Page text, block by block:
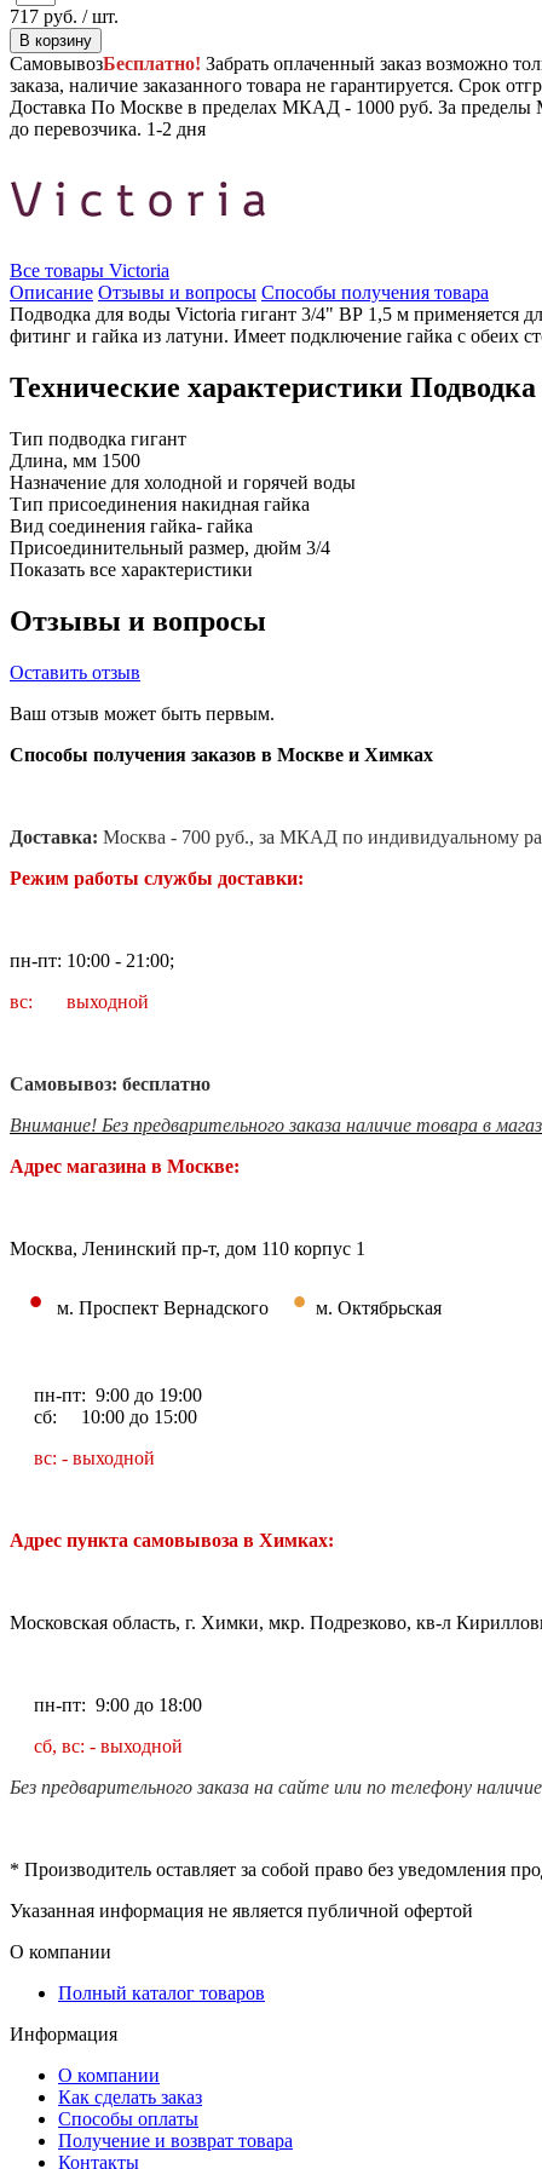
717 руб. / шт.
В корзину
СамовывозБесплатно! Забрать оплаченный заказ возможно
заказа, наличие заказанного товара не гарантируется. Срок
Доставка По Москве в пределах МКАД - 1000 руб. За пределы
до перевозчика. 1-2 дня
Все товары Victoria
Описание Отзывы и вопросы Способы получения товара
Подводка для воды Victoria гигант 3/4" ВР 1,5 м применяется
фитинг и гайка из латуни. Имеет подключение гайка с обеих
Технические характеристики
Тип подводка гигант
Длина, мм 1500
Назначение для холодной и горячей воды
Тип присоединения накидная гайка
Вид соединения гайка- гайка
Присоединительный размер, дюйм 3/4
Показать все характеристики
Отзывы и вопросы
Оставить отзыв
Ваш отзыв может быть первым.
Способы получения заказов в Москве и Химках
Доставка: Москва - 700 руб., за МКАД по индивидуальному
Режим работы службы доставки:
пн-пт: 10:00 - 21:00;
вс: выходной
Самовывоз: бесплатно
Внимание! Без предварительного заказа наличие товара в
Адрес магазина в Москве:
Москва, Ленинский пр-т, дом 110 корпус 1
• м. Проспект Вернадского • м. Октябрьская
пн-пт: 9:00 до 19:00
сб: 10:00 до 15:00
вс: - выходной
Адрес пункта самовывоза в Химках:
Московская область, г. Химки, мкр. Подрезково, кв-л
пн-пт: 9:00 до 18:00
сб, вс: - выходной
Без предварительного заказа на сайте или по телефону
* Производитель оставляет за собой право без уведомления
Указанная информация не является публичной офертой
О компании
Полный каталог товаров
Информация
О компании
Как сделать заказ
Способы оплаты
Получение и возврат товара
Контакты